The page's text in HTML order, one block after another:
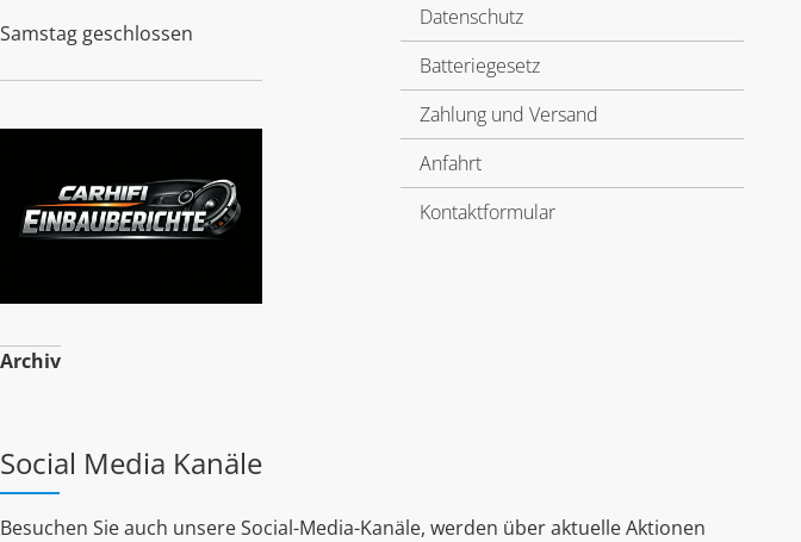
Samstag geschlossen
Archiv
Datenschutz
Batteriegesetz
Zahlung und Versand
Anfahrt
Kontaktformular
Social Media Kanäle
Besuchen Sie auch unsere Social-Media-Kanäle, werden über aktuelle Aktionen